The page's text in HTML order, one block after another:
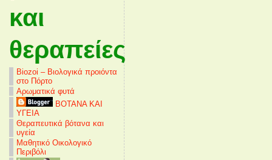
και
θεραπείες
Biozoi – Βιολογικά προιόντα
στο Πόρτο
Αρωματικά φυτά
ΒΟΤΑΝΑ ΚΑΙ
ΥΓΕΙΑ
Θεραπευτικά βότανα και
υγεία
Μαθητικό Οικολογικό
Περιβόλι